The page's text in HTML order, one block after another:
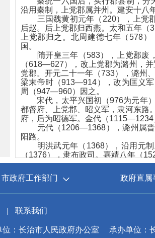
沿用秦制，上党郡属并州。建安十
三国魏黄初元年（220），上党郡
后赵。后上党郡归西燕。太和五年（
上党郡归之。北周建德七年（578
国。
隋开皇三年（583），上党郡废，
（618—627），改上党郡为潞州，
党郡。开元二十一年（733），潞州
梁末帝时（913—914），改为匡义
周（947—960）因之。
宋代，太平兴国初（976为元年）
都督府、上党郡、昭义军，隶河东路
府，后为昭德军。金代（1115—1234
元代（1206—1368），潞州属晋
阳路。
明洪武元年（1368），沿用元制
（1376），隶布政司。嘉靖八年（
清代，沿用明制，潞安府治今
中华民国元年（1912），实行省、
治市置潞泽辽沁镇守使署；民国5年
1945年10月8日，长治解放。当月
级市，由长治专区代管。1953年7月
市。1971年，晋东南专区改为晋东
市政府工作部门 政府直属
| 联系我们
位：长治市人民政府办公室 承办单位：